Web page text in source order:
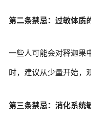
第二条禁忌：过敏体质
一些人可能会对释迦果
时，建议从少量开始，
第三条禁忌：消化系统